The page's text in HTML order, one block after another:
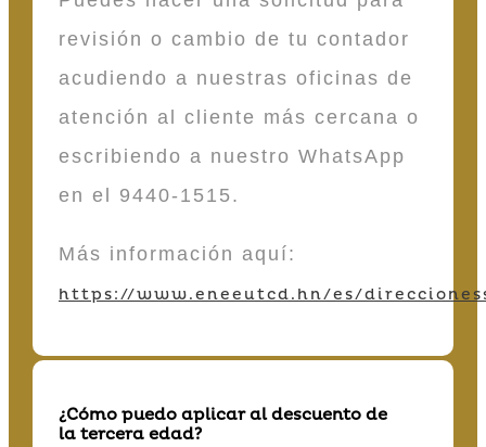
revisión o cambio de tu contador
acudiendo a nuestras oficinas de
atención al cliente más cercana o
escribiendo a nuestro WhatsApp
en el 9440-1515.
Más información aquí:
https://www.eneeutcd.hn/es/
¿Cómo puedo aplicar al descuento de
la tercera edad?